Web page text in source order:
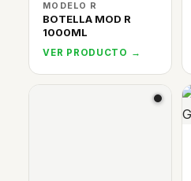
MODELO R
BOTELLA MOD R
1000ML
VER PRODUCTO →